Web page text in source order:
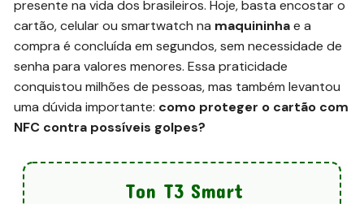
presente na vida dos brasileiros. Hoje, basta encostar o
cartão, celular ou smartwatch na maquininhae a
compra é concluída em segundos, sem necessidade de
senha para valores menores. Essa praticidade
conquistou milhões de pessoas, mas também levantou
uma dúvida importante: como proteger o cartão com
NFC contra possíveis golpes?
Ton T3 Smart